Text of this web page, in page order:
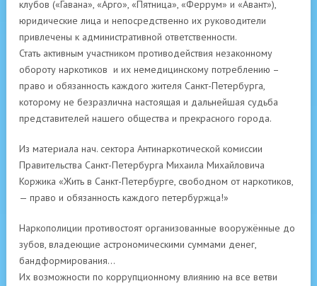
клубов («Гавана», «Арго», «Пятница», «Феррум» и «Авант»),
юридические лица и непосредственно их руководители
привлечены к административной ответственности.
Стать активным участником противодействия незаконному
обороту наркотиков и их немедицинскому потреблению –
право и обязанность каждого жителя Санкт-Петербурга,
которому не безразлична настоящая и дальнейшая судьба
представителей нашего общества и прекрасного города.
Из материала нач. сектора Антинаркотической комиссии
Правительства Санкт-Петербурга Михаила Михайловича
Коржика «Жить в Санкт-Петербурге, свободном от наркотиков,
— право и обязанность каждого петербуржца!»
Наркополиции противостоят организованные вооружённые до
зубов, владеющие астрономическими суммами денег,
бандформирования…
Их возможности по коррупционному влиянию на все ветви